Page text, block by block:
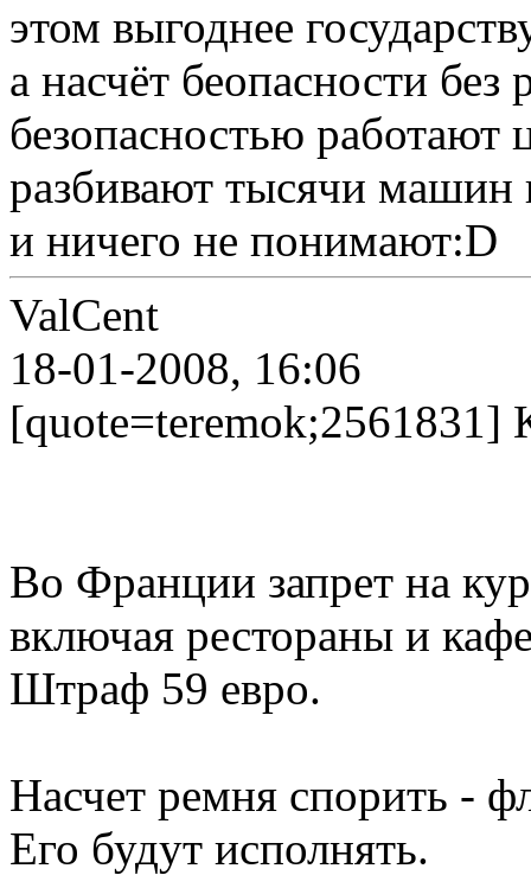
этом выгоднее
а насчёт беопасности
безопасностью
разбивают тысячи машин
и ничего не понимают:D
ValCent
18-01-2008, 16:06
[quote=teremok;2561831]
Во Франции запрет на
включая рестораны и
Штраф 59 евро.
Насчет ремня спорить -
Его будут исполнять.